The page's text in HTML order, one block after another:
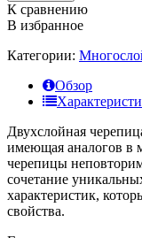
К сравнению
В избранное
Категории:
Обзор
Двухслойная
имеющая аналогов в
черепицы
сочетание
характеристик,
свойства.